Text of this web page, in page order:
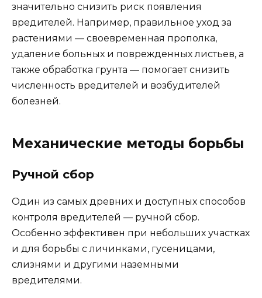
значительно снизить риск появления
вредителей. Например, правильное уход за
растениями — своевременная прополка,
удаление больных и поврежденных листьев, а
также обработка грунта — помогает снизить
численность вредителей и возбудителей
болезней.
Механические методы борьбы
Ручной сбор
Один из самых древних и доступных способов
контроля вредителей — ручной сбор.
Особенно эффективен при небольших участках
и для борьбы с личинками, гусеницами,
слизнями и другими наземными
вредителями.